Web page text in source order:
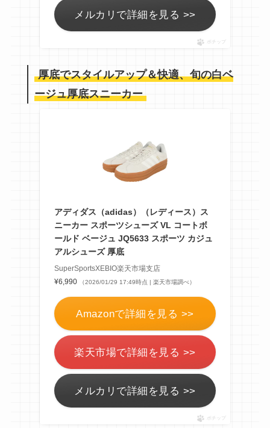
メルカリで詳細を見る >>
ポチップ
厚底でスタイルアップ＆快適、旬の白ベ
ージュ厚底スニーカー
アディダス（adidas）（レディース）ス
ニーカー スポーツシューズ VL コートボ
ールド ベージュ JQ5633 スポーツ カジュ
アルシューズ 厚底
SuperSportsXEBIO楽天市場支店
¥6,990
（2026/01/29 17:49時点 | 楽天市場調べ）
Amazonで詳細を見る >>
楽天市場で詳細を見る >>
メルカリで詳細を見る >>
ポチップ